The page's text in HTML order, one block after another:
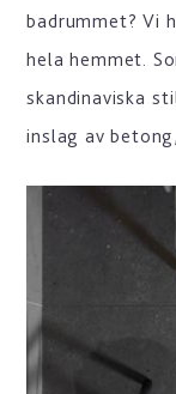
badrummet? Vi
hela hemmet.
skandinaviska
inslag av